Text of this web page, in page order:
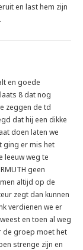
en last hem zijn
en goede
8 dat nog
zeggen de td
dat hij een dikke
doen laten we
ging er mis het
leeuw weg te
geen
altijd op de
zegt dan kunnen
verdienen we er
en toen al weg
de groep moet het
strenge zijn en